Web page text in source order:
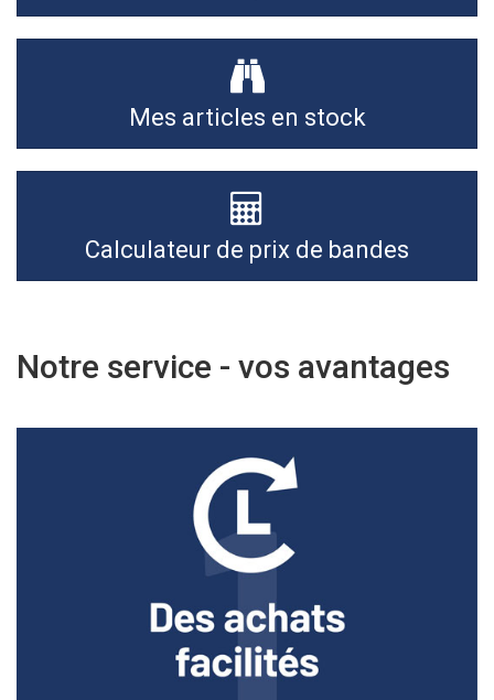
Mes articles en stock
Calculateur de prix de bandes
Notre service - vos avantages